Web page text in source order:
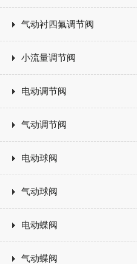
气动衬四氟调节阀
小流量调节阀
电动调节阀
气动调节阀
电动球阀
气动球阀
电动蝶阀
气动蝶阀